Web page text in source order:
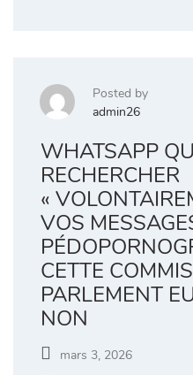
Posted by
admin26
WHATSAPP
RECHERCHER
«
VOS
CETTE
PARLEMENT
NON
mars 3, 2026